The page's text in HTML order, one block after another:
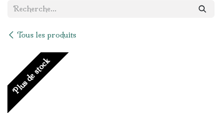
Tous les produits
Plus de stock